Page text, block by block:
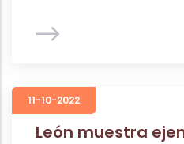
11-10-2022
León muestra